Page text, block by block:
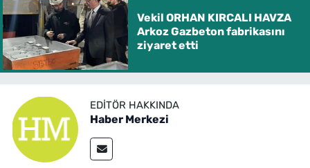
Vekil ORHAN KIRCALI HAVZA
Arkoz Gazbeton fabrikasını
ziyaret etti
EDITÖR HAKKINDA
Haber Merkezi